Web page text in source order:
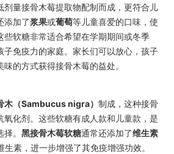
剂量接骨木莓提取物配制而成，更符合儿
添加了浆果或葡萄等儿童喜爱的口味，使
些软糖非常适合希望在学期期间或冬季
子免疫力的家庭。家长们可以放心，孩子
的方式获得接骨木莓的益处。
木（Sambucus nigra） 制成，这种接骨
氧化剂。这些软糖有成人款和儿童款，是
。 黑接骨木莓软糖通常还添加了维生素
生素，进一步增强了其免疫增强功效。